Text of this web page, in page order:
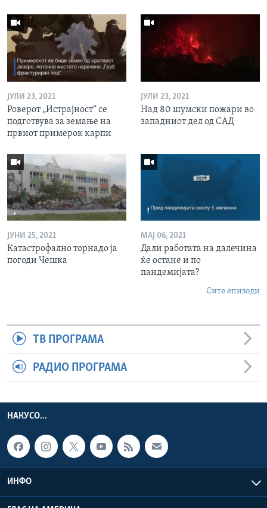
ЈУЛИ 23, 2021
Роверот „Истрајност“ се
подготвува за земање на
првиот примерок карпи
ЈУЛИ 23, 2021
Над 80 шумски пожари во
западниот дел од САД
ЈУНИ 25, 2021
Катастрофално торнадо ја
погоди Чешка
МАЈ 06, 2021
Дали работата на далечина
ќе остане и по
пандемијата?
Сите епизоди
ТВ ПРОГРАМА
РАДИО ПРОГРАМА
НАКУСО...
ИНФО